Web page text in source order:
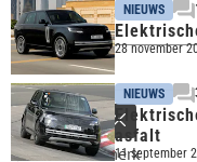
FILTERS
Merk & model
LAND ROVER
NIEUWS
28 november
NIEUWS
asfalt
11 september